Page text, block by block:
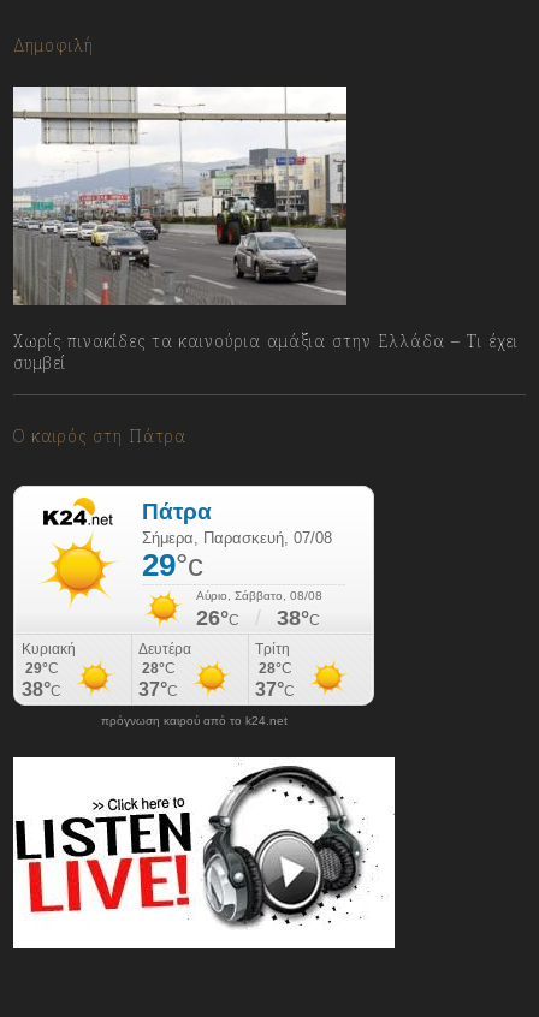
Δημοφιλή
Χωρίς πινακίδες τα καινούρια αμάξια στην Ελλάδα – Τι έχει
συμβεί
Ο καιρός στη Πάτρα
πρόγνωση καιρού από το k24.net